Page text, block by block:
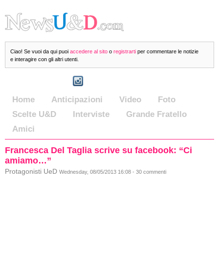
Ciao! Se vuoi da qui puoi accedere al sito o registrarti per commentare le notizie
e interagire con gli altri utenti.
Home Anticipazioni Video
Foto
Scelte U&D
Interviste
Grande Fratello
Amici
Francesca Del Taglia scrive su facebook: “Ci
amiamo…”
Protagonisti UeD Wednesday, 08/05/2013 16:08 - 30 commenti